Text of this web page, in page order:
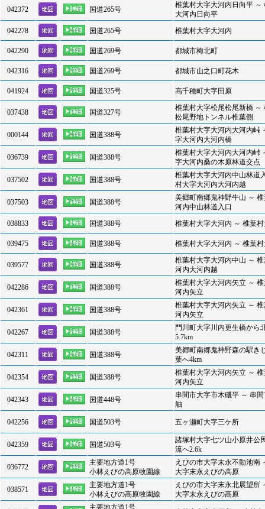
042372 国道265号
椎葉村大字大河内日向平 ～
大河内日向平
042278
国道265号 椎葉村大字大河内
042290 国道269号 都城市梅北町
042316 国道269号 都城市山之口町花木
041924 国道325号 高千穂町大字田原
037438 国道327号
椎葉村大字松尾松尾新橋 ～
松尾野地トンネル椎葉側
000144 国道388号
椎葉村大字大河内大河内峠
字大河内大河内橋
036739 国道388号
椎葉村大字大河内大河内峠
字大河内桑の木原林道交点
037502 国道388号
椎葉村大字大河内中山林道
村大字大河内大河内越
037503 国道388号
美郷町南郷鬼神野牛山 ～
河内中山林道入口
038833
国道388号 椎葉村大字大河内 ～ 椎葉
039475 国道388号 椎葉村大字大河内 ～ 椎葉
039577 国道388号
椎葉村大字大河内中山 ～
河内大河内越
042286 国道388号
椎葉村大字大河内矢立 ～
河内矢立
042361 国道388号
椎葉村大字大河内矢立 ～
河内矢立
042267 国道388号
門川町大字川内更生橋から
5.7km
042311 国道388号
美郷町南郷鬼神野森の駅き
葉へ4km
042354 国道388号
椎葉村大字大河内矢立 ～
河内矢立
042343 国道448号
串間市大字市木磯平 ～ 串
舳
042256 国道503号 五ヶ瀬町大字三ケ所
042359 国道503号
諸塚村大字七ツ山小原井公
流へ2.6k
036772
主要地方道1号
小林えびの高原牧園線
えびの市大字末永不動池南
大字末永えびの高原
038571
主要地方道1号
小林えびの高原牧園線
えびの市大字末永北展望所
大字末永えびの高原
主要地方道1号